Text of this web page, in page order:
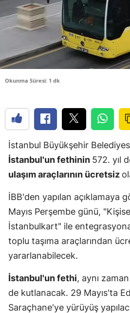
Okunma Süresi: 1 dk
İstanbul Büyükşehir
İstanbul'un fethinin 572. yıl
ulaşım araçlarının ücretsiz
İBB'den yapılan açıklamaya
Mayıs Perşembe günü,
İstanbulkart" ile
toplu taşıma araçlarından
yararlanabilecek.
İstanbul'un fethi, aynı
de kutlanacak. 29 Mayıs'ta
Saraçhane'ye yürüyüş